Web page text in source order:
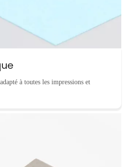
à toutes les impressions et